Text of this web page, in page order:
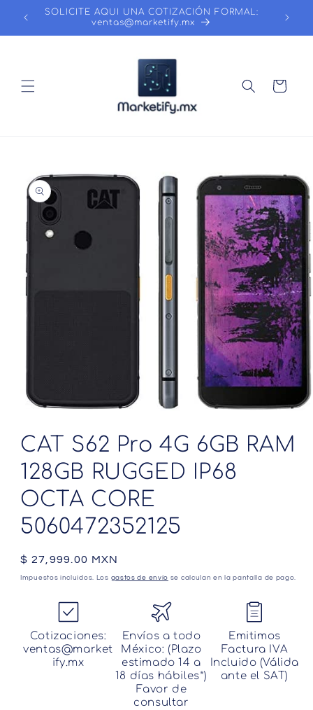
directamenteSOLICITE AQUI UNA COTIZACIÓN FORMAL:
ventas@marketify.mx
Carrito
información
del producto
multimedia
1
una
ventana
modal
CAT S62 Pro 4G 6GB RAM
128GB RUGGED IP68
OCTA CORE
5060472352125
Precio
habitual
$ 27,999.00 MXN
Impuestos incluidos. Los gastos de envío se calculan en la pantalla de pago.
Cotizaciones:
ventas@market
ify.mx
Envíos a todo
México: (Plazo
estimado 14 a
18 días hábiles*)
Favor de
consultar
Emitimos
Factura IVA
Incluido (Válida
ante el SAT)